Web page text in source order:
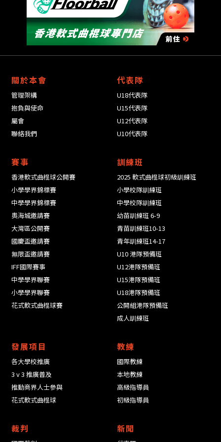
關於本會
管理架構
抱負與使命
屬會
聯絡我們
代表隊
U18代表隊
U15代表隊
U12代表隊
U10代表隊
賽事
香港軟式曲棍球公開賽
小學學界錦標賽
中學學界錦標賽
奧海城邀請賽
大灣區公開賽
國慶盃邀請賽
無限盃邀請賽
IFF國際賽事
中學學界聯賽
小學學界聯賽
花式軟式曲棍球賽
訓練班
2025 軟式曲棍球初級訓練班
小學校隊訓練班
中學校隊訓練班
幼苗訓練班 6-9
青苗訓練班10-13
青年訓練班14-17
U10 港隊預備班
U12港隊預備班
U15港隊預備班
U18港隊預備班
公開組港隊預備班
成人訓練班
發展項目
各大學校推廣
3 v 3 推廣普及
推動商界人士參與
花式軟式曲棍球
教練
國際教練
本地教練
高級指導員
初級指導員
裁判 新聞